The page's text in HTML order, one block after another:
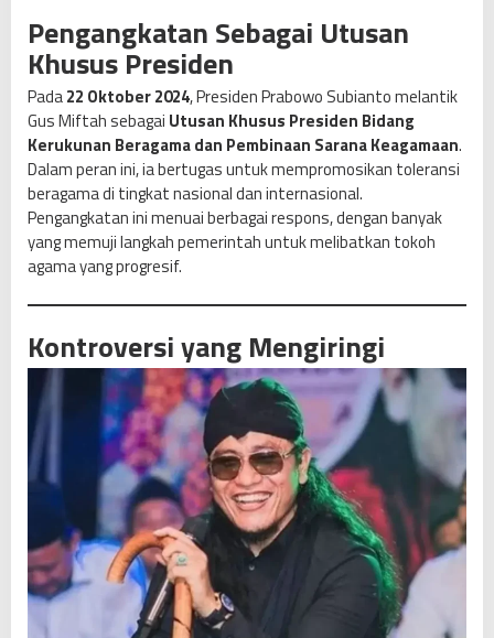
Pengangkatan Sebagai Utusan
Khusus Presiden
Pada22 Oktober 2024, Presiden Prabowo Subianto melantik
Gus Miftah sebagai Utusan Khusus Presiden Bidang
Kerukunan Beragama dan Pembinaan Sarana Keagamaan.
Dalam peran ini, ia bertugas untuk mempromosikan toleransi
beragama di tingkat nasional dan internasional.
Pengangkatan ini menuai berbagai respons, dengan banyak
yang memuji langkah pemerintah untuk melibatkan tokoh
agama yang progresif.
Kontroversi yang Mengiringi